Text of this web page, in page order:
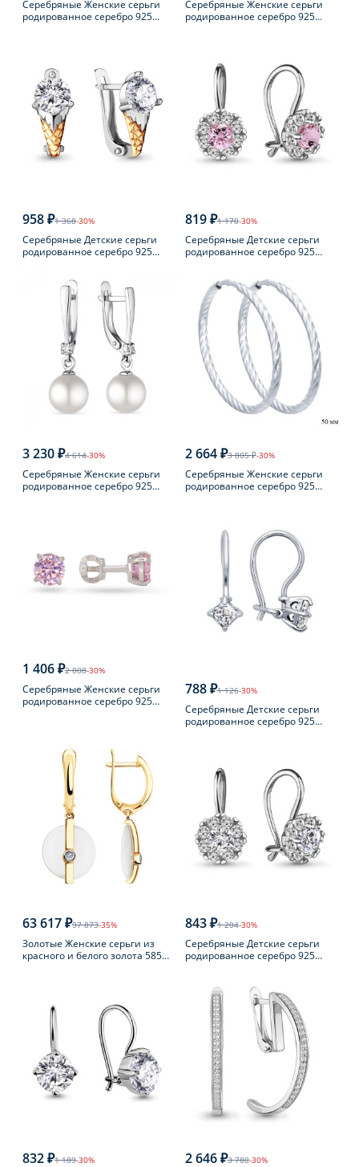
Серебряные Женские серьги
родированное серебро 925
Серебряные Женские серьги
родированное серебро 925
958 ₽1 368-30%
Серебряные Детские серьги
родированное серебро 925
819 ₽1 170-30%
Серебряные Детские серьги
родированное серебро 925
3 230 ₽4 614-30%
Серебряные Женские серьги
родированное серебро 925
2 664 ₽3 805 ₽-30%
Серебряные Женские серьги
родированное серебро 925
1 406 ₽2 008-30%
Серебряные Женские серьги
родированное серебро 925
788 ₽1 126-30%
Серебряные Детские серьги
родированное серебро 925
63 617 ₽97 873-35%
Золотые Женские серьги из
красного и белого золота 585
843 ₽1 204-30%
Серебряные Детские серьги
родированное серебро 925
832 ₽1 189-30% 2 646 ₽3 780-30%